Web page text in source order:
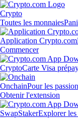
Crypto
Toutes les monnaies
Application Crypto.com
Commencer
CryptoCarte Visa
OnchainPour les
Obtenir l'extension
SwapStakerExplorer